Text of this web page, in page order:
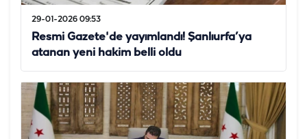
29-01-2026 09:53
Resmi Gazete'de yayımlandı! Şanlıurfa’ya
atanan yeni hakim belli oldu